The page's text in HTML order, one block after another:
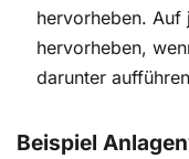
hervorheben. Auf
hervorheben,
darunter
Beispiel